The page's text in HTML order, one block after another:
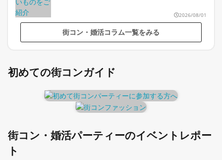
2026/08/01
街コン・婚活コラム一覧をみる
初めての街コンガイド
街コン・婚活パーティーのイベントレポー
ト